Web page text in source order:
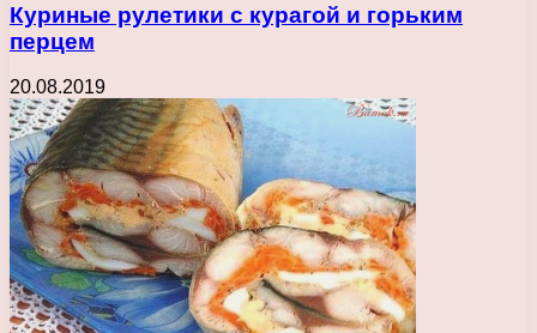
Куриные рулетики с курагой и горьким
перцем
20.08.2019